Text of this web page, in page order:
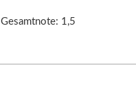
Gesamtnote: 1,5